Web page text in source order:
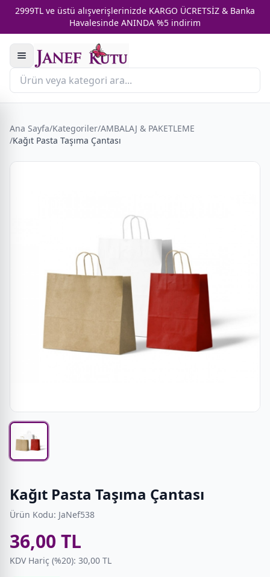
2999TL ve üstü alışverişlerinizde KARGO ÜCRETSİZ & Banka
Havalesinde ANINDA %5 indirim
Ana Sayfa/Kategoriler/AMBALAJ & PAKETLEME
/Kağıt Pasta Taşıma Çantası
Kağıt Pasta Taşıma Çantası
Ürün Kodu: JaNef538
36,00 TL
KDV Hariç (%20): 30,00 TL